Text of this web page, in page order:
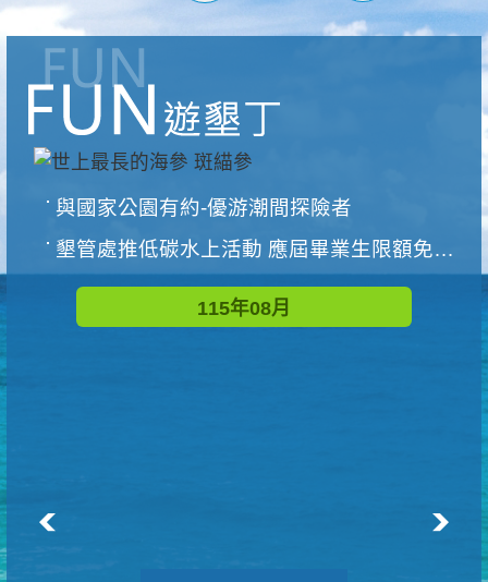
與國家公園有約-優游潮間探險者
墾管處推低碳水上活動 應屆畢業生限額免費參加
115年08月